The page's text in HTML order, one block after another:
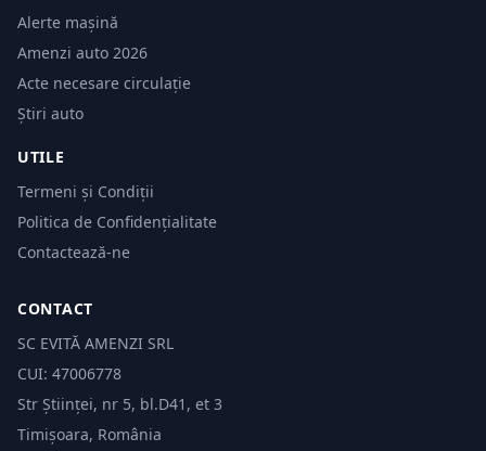
Alerte mașină
Amenzi auto 2026
Acte necesare circulație
Știri auto
UTILE
Termeni și Condiții
Politica de Confidențialitate
Contactează-ne
CONTACT
SC EVITĂ AMENZI SRL
CUI: 47006778
Str Științei, nr 5, bl.D41, et 3
Timișoara, România